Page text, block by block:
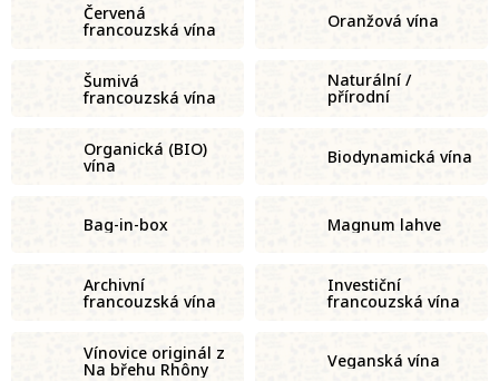
Červená
francouzská vína Oranžová vína
Šumivá
francouzská vína
Naturální /
přírodní
francouzská vína
Organická (BIO)
vína Biodynamická vína
Bag-in-box Magnum lahve
Archivní
francouzská vína
Investiční
francouzská vína
Vínovice originál z
Na břehu Rhôny Veganská vína